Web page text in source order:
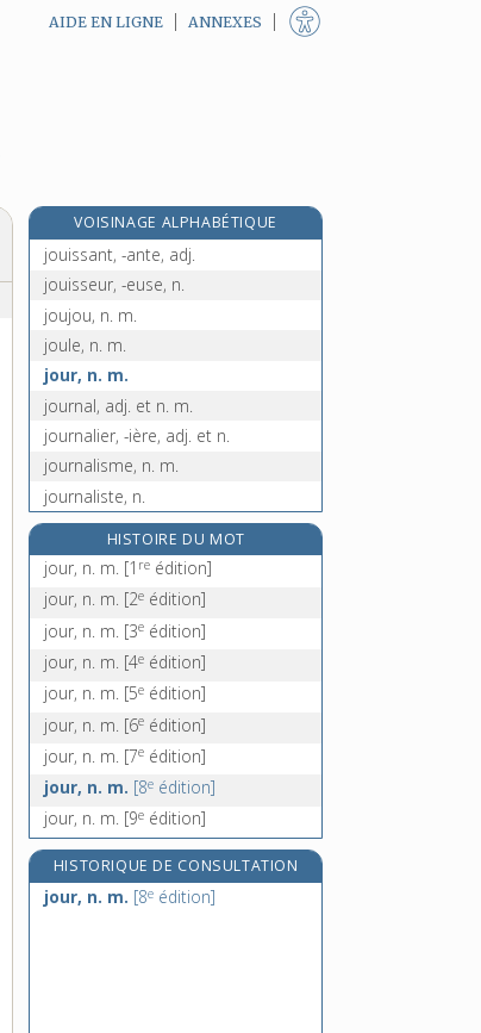
AIDE EN LIGNE ANNEXES
VOISINAGE ALPHABÉTIQUE
jouissance, n. f.
jouissant, -ante, adj.
jouisseur, -euse, n.
joujou, n. m.
joule, n. m.
jour, n. m.
journal, adj. et n. m.
journalier, -ière, adj. et n.
journalisme, n. m.
journaliste, n.
journalistique, adj.
journée, n. f.
joute, n. f.
jouter, v. intr.
HISTOIRE DU MOT
jour, n. m. [1 re édition]
jour, n. m. [2e édition]
jour, n. m. [3e édition]
jour, n. m. [4e édition]
jour, n. m. [5e édition]
jour, n. m. [6e édition]
jour, n. m. [7e édition]
jour, n. m. [8e édition]
jour, n. m. [9e édition]
HISTORIQUE DE CONSULTATION
jour, n. m. [8e édition]